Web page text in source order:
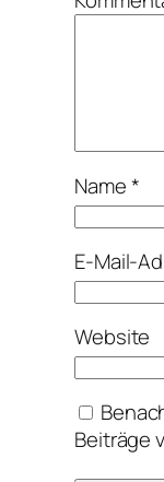
Name*
E-Mail-
Website
Beiträge